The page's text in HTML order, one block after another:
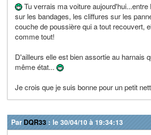
Tu verrais ma voiture aujourd'hui...entre
sur les bandages, les cliffures sur les
couche de poussière qui a tout recouvert,
comme tout!
D'ailleurs elle est bien assortie au harnais
même état...
Je crois que je suis bonne pour un petit
Par DQR33 : le 30/04/10 à 19:34:13